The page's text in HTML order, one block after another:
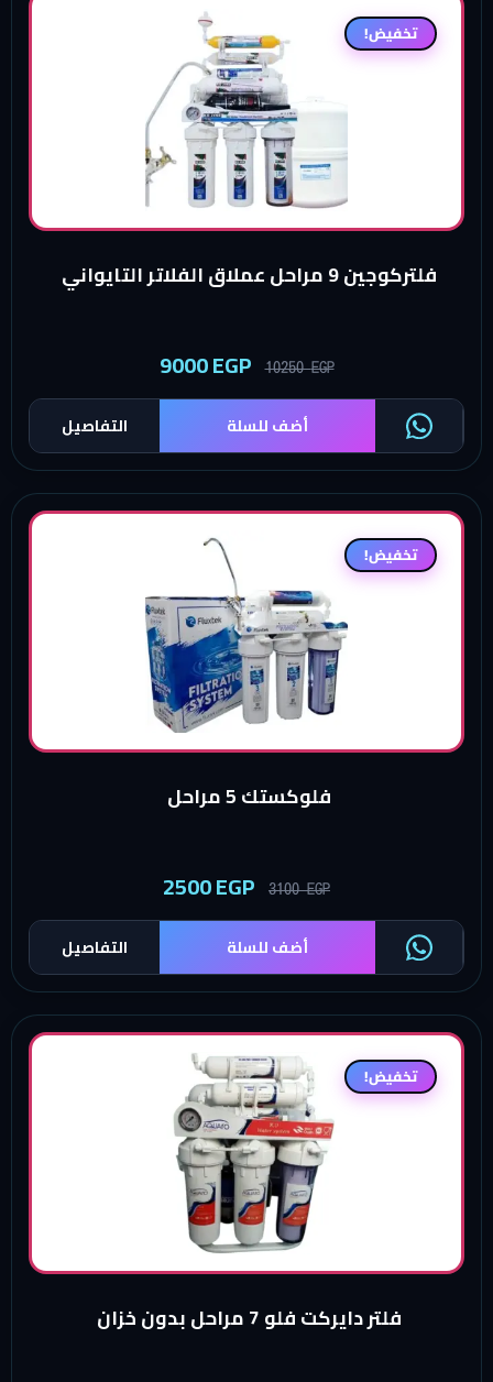
تخفيض!
فلتركوجين 9 مراحل عملاق الفلاتر التايواني
10250EGP
9000EGP
التفاصيل أضف للسلة
تخفيض!
فلوكستك 5 مراحل
3100EGP
2500EGP
التفاصيل أضف للسلة
تخفيض!
فلتر دايركت فلو 7 مراحل بدون خزان